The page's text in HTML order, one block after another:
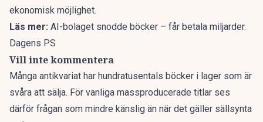
ekonomisk möjlighet.
Läs mer: AI-bolaget snodde böcker – får betala miljarder.
Dagens PS
Vill inte kommentera
Många antikvariat har hundratusentals böcker i lager som är
svåra att sälja. För vanliga massproducerade titlar ses
därför frågan som mindre känslig än när det gäller sällsynta